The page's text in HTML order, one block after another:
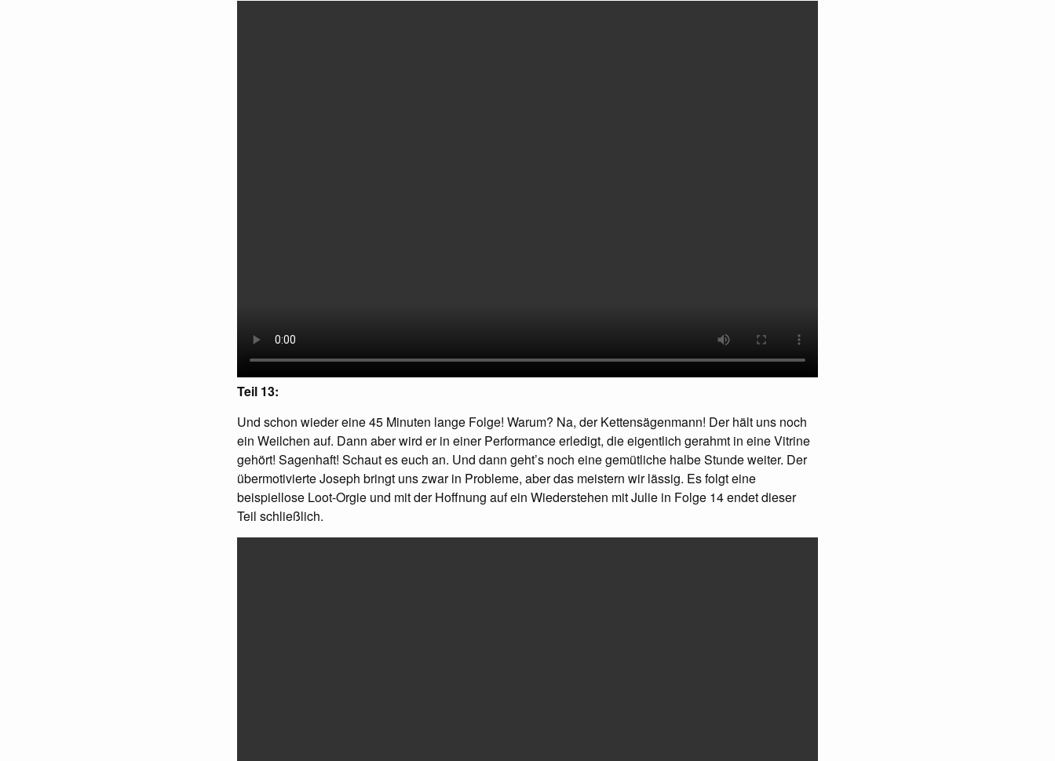
Teil 13:
Und schon wieder eine 45 Minuten lange Folge! Warum? Na, der Kettensägenmann! Der hält uns noch
ein Weilchen auf. Dann aber wird er in einer Performance erledigt, die eigentlich gerahmt in eine Vitrine
gehört! Sagenhaft! Schaut es euch an. Und dann geht’s noch eine gemütliche halbe Stunde weiter. Der
übermotivierte Joseph bringt uns zwar in Probleme, aber das meistern wir lässig. Es folgt eine
beispiellose Loot-Orgie und mit der Hoffnung auf ein Wiederstehen mit Julie in Folge 14 endet dieser
Teil schließlich.